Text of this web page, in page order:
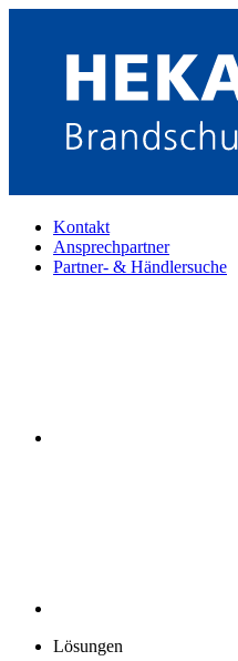
Kontakt
Ansprechpartner
Partner- & Händlersuche
Lösungen